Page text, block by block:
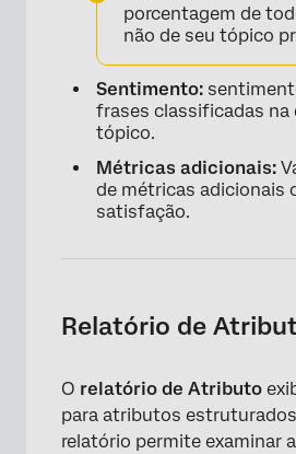
porcentagem de
não de seu tópico
Sentimento:
frases classificadas na
tópico.
Métricas adicionais:
de métricas adicionais
satisfação.
Relatório de
O relatório de Atributo
para atributos
relatório permite examinar